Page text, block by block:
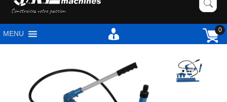
MENU 0